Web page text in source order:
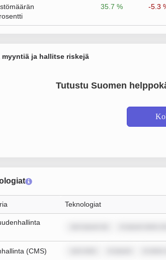
35.7 % -5.3
myyntiä ja hallitse riskejä
Tutustu Suomen
Teknologiat
(CMS)